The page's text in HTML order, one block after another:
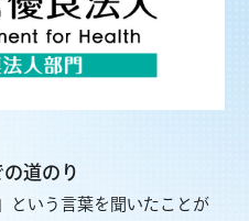
道のり
という言葉を聞いたことが